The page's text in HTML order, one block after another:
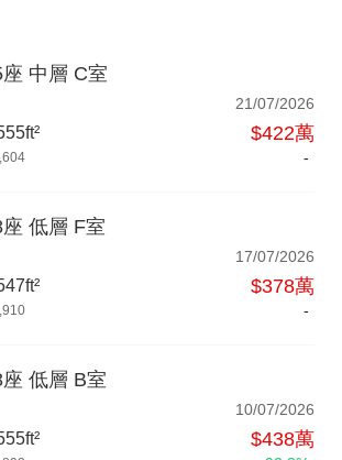
21/07/2026
中層 C室
$422萬
-
17/07/2026
低層 F室
$378萬
-
10/07/2026
低層 B室
$438萬